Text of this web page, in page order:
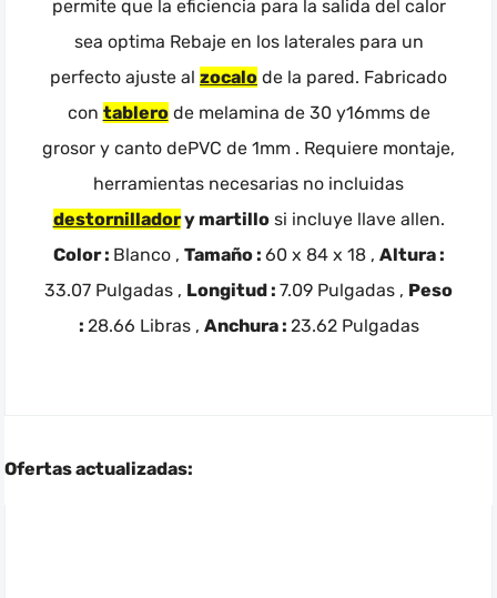
permite que la eficiencia para la salida del calor
sea optima Rebaje en los laterales para un
perfecto ajuste al zocalo de la pared. Fabricado
con tablerode melamina de 30 y16mms de
grosor y canto dePVC de 1mm . Requiere montaje,
herramientas necesarias no incluidas
destornilladory martillosi incluye llave allen.
Color : Blanco , Tamaño : 60 x 84 x 18 , Altura :
33.07 Pulgadas , Longitud : 7.09 Pulgadas , Peso
: 28.66 Libras , Anchura : 23.62 Pulgadas
Ofertas actualizadas: